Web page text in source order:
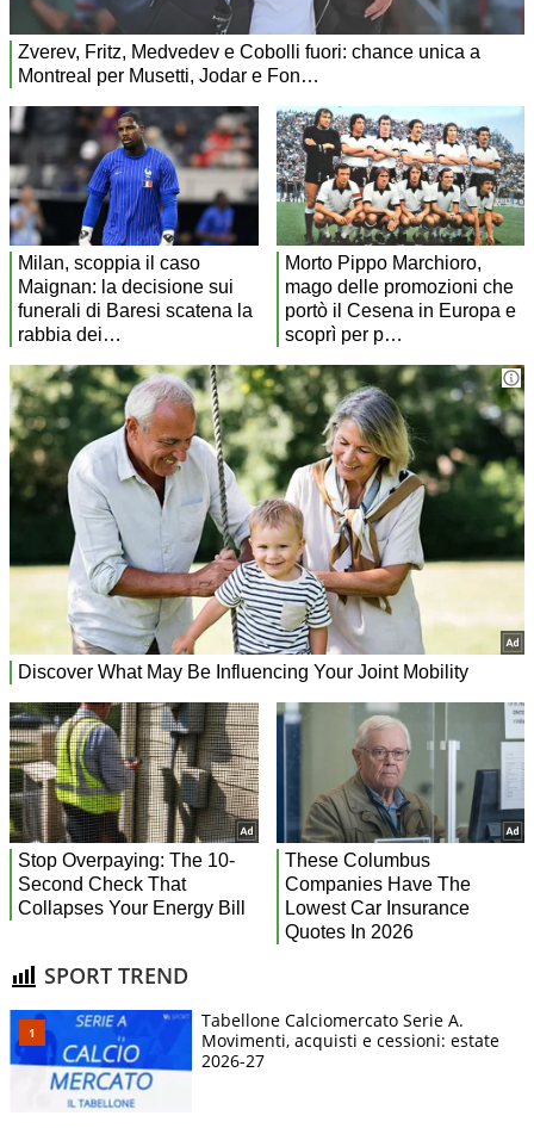
SPORT TREND
Tabellone Calciomercato Serie A.
Movimenti, acquisti e cessioni: estate
2026-27